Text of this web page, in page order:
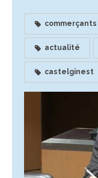
commerçants
actualité
castelginest